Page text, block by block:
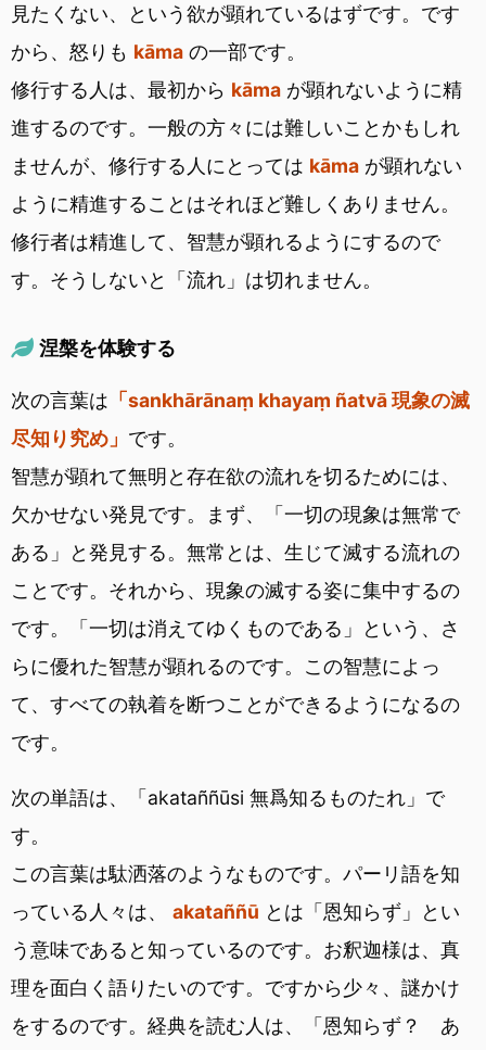
見たくない、という欲が顕れているはずです。です
から、怒りも kāma の一部です。
修行する人は、最初から kāma が顕れないように精
進するのです。一般の方々には難しいことかもしれ
ませんが、修行する人にとっては kāma が顕れない
ように精進することはそれほど難しくありません。
修行者は精進して、智慧が顕れるようにするので
す。そうしないと「流れ」は切れません。
涅槃を体験する
次の言葉は 「sankhārānaṃ khayaṃ ñatvā 現象の滅
尽知り究め」 です。
智慧が顕れて無明と存在欲の流れを切るためには、
欠かせない発見です。まず、「一切の現象は無常で
ある」と発見する。無常とは、生じて滅する流れの
ことです。それから、現象の滅する姿に集中するの
です。「一切は消えてゆくものである」という、さ
らに優れた智慧が顕れるのです。この智慧によっ
て、すべての執着を断つことができるようになるの
です。
次の単語は、「akataññūsi 無爲知るものたれ」で
す。
この言葉は駄洒落のようなものです。パーリ語を知
っている人々は、 akataññū とは「恩知らず」とい
う意味であると知っているのです。お釈迦様は、真
理を面白く語りたいのです。ですから少々、謎かけ
をするのです。経典を読む人は、「恩知らず？ あ